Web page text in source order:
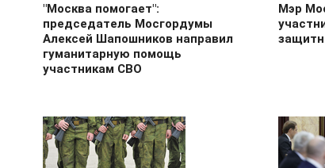
"Москва помогает":
председатель Мосгордумы
Алексей Шапошников направил
гуманитарную помощь
участникам СВО
Мэр